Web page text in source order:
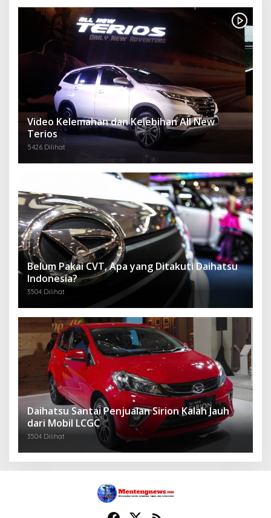
Video Kelemahan dan Kelebihan All New
Terios
5426 Dilihat
Belum Pakai CVT, Apa yang Ditakuti Daihatsu
Indonesia?
3504 Dilihat
Daihatsu Santai Penjualan Sirion Kalah Jauh
dari Mobil LCGC
3504 Dilihat